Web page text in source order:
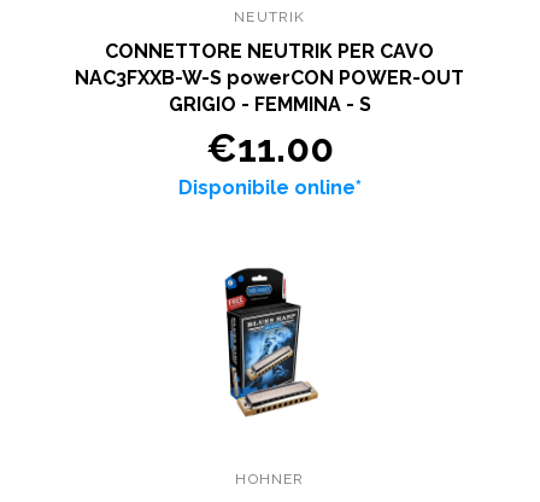
NEUTRIK
CONNETTORE NEUTRIK PER CAVO
NAC3FXXB-W-S powerCON POWER-OUT
GRIGIO - FEMMINA - S
€11.00
Disponibile online*
HOHNER